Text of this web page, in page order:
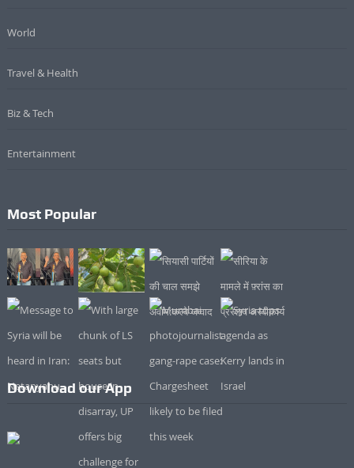
World
Travel & Health
Biz & Tech
Entertainment
Most Popular
Download our App